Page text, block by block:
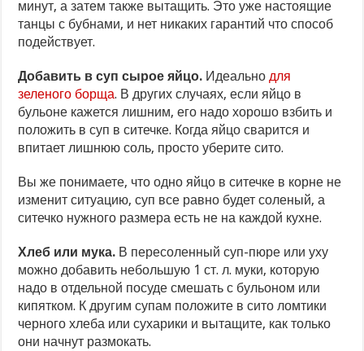
минут, а затем также вытащить. Это уже настоящие
танцы с бубнами, и нет никаких гарантий что способ
подействует.
Добавить в суп сырое яйцо. Идеальнодля
зеленого борща. В других случаях, если яйцо в
бульоне кажется лишним, его надо хорошо взбить и
положить в суп в ситечке. Когда яйцо сварится и
впитает лишнюю соль, просто уберите сито.
Вы же понимаете, что одно яйцо в ситечке в корне не
изменит ситуацию, суп все равно будет соленый, а
ситечко нужного размера есть не на каждой кухне.
Хлеб или мука. В пересоленный суп-пюре или уху
можно добавить небольшую 1 ст. л. муки, которую
надо в отдельной посуде смешать с бульоном или
кипятком. К другим супам положите в сито ломтики
черного хлеба или сухарики и вытащите, как только
они начнут размокать.